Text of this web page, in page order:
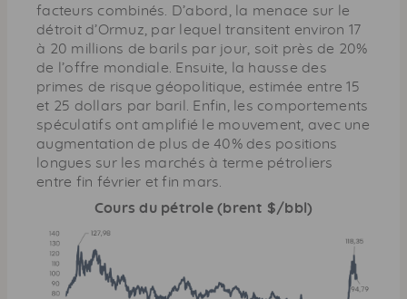
facteurs combinés. D’abord, la menace sur le
détroit d’Ormuz, par lequel transitent environ 17
à 20 millions de barils par jour, soit près de 20%
de l’offre mondiale. Ensuite, la hausse des
primes de risque géopolitique, estimée entre 15
et 25 dollars par baril. Enfin, les comportements
spéculatifs ont amplifié le mouvement, avec une
augmentation de plus de 40% des positions
longues sur les marchés à terme pétroliers
entre fin février et fin mars.
Cours du pétrole (brent $/bbl)